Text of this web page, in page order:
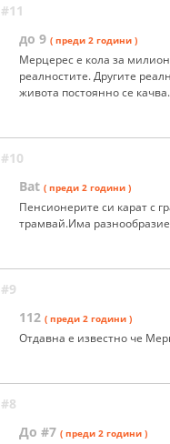
#11
до 9 ( преди 2 години )
Мерцерес е кола за
реалностите. Другите
живота постоянно се качва.
#10
Bat ( преди 2 години )
Пенсионерите си карат с
трамвай.Има
#9
112 ( преди 2 години )
Отдавна е известно че
#8
До #7 ( преди 2 години )